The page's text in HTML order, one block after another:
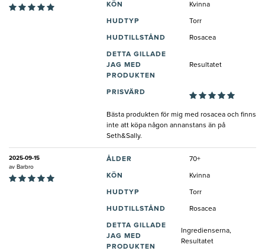
KÖN Kvinna
HUDTYP Torr
HUDTILLSTÅND Rosacea
DETTA GILLADE
JAG MED
PRODUKTEN
Resultatet
PRISVÄRD
Bästa produkten för mig med rosacea och finns
inte att köpa någon annanstans än på
Seth&Sally.
2025-09-15
av Barbro
ÅLDER 70+
KÖN Kvinna
HUDTYP Torr
HUDTILLSTÅND Rosacea
DETTA GILLADE
JAG MED
PRODUKTEN
Ingredienserna,
Resultatet